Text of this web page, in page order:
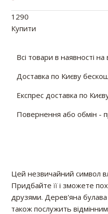
1290
Купити
Всі товари в наявності на
Доставка по Києву
Експрес доставка по
Повернення або обмін -
Цей незвичайний символ
Придбайте її і зможете
друзями. Дерев'яна
також послужить